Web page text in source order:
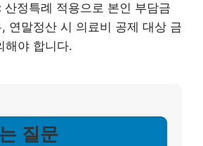
산정특례 적용으로 본인 부담금
연말정산 시 의료비 공제 대상 금
해야 합니다.
질문